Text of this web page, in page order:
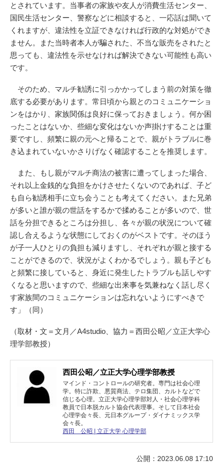
とされています。当事者の家族や友人が消費生活センター、
国民生活センター、警察などに相談すると、一応話は聞いて
くれますが、違法性を立証できなければ行政的な対処ができ
ません。また当時者本人が騙された、不当な販売をされたと
思っても、違法性を示せなければ解決できない可能性も高い
です。
そのため、マルチ勧誘に引っかかってしまう前の対策を徹
底する必要があります。常日頃から親とのコミュニケーショ
ンをはかり、家族関係は良好に保っておきましょう。何か困
ったことはないか、些細な変化はないか声掛けすることは重
要ですし、頻繁に親の元へと帰ることで、親がトラブルに巻
き込まれていないかさりげなく確認することを推奨します。
また、もし親がマルチ商法の被害に遭ってしまった場合、
それ以上金銭的な負担をかけさせたくないのであれば、子ど
も自ら勧誘相手に立ち会うことも考えてください。また兄弟
が多いと誰が親の世話をするかで揉めることが多いので、世
話を分担できるところは分担し、各々が親の状況について確
認し合えるような状態にしておくのがベストです。そのほう
が子一人ひとりの負担も減りますし、それぞれが親と接する
ことができるので、状況がよくわかるでしょう。親も子ども
と頻繁に接していると、身近に発生したトラブルも話しやす
くなると思いますので、些細な出来事を気兼ねなく話し尽く
す家族間のコミュニケーションは忘れないようにすべきで
す」（同）
（取材・文＝文月／A4studio、協力＝西田公昭／立正大学心
理学部教授）
西田公昭／立正大学心理学部教授
マインド・コントロールの研究者。専門は社会心理
学。特に詐欺、悪質商法、テロ集団、カルトなどで
信じる心理。立正大学心理学部対人・社会心理学科
教員で日本脱カルト協会代表理事。そして日本社会
心理学会々長、元日本グループ・ダイナミックス学
会々長。
西田 公昭 | 立正大学 心理学部
公開：2023.06.08 17:10